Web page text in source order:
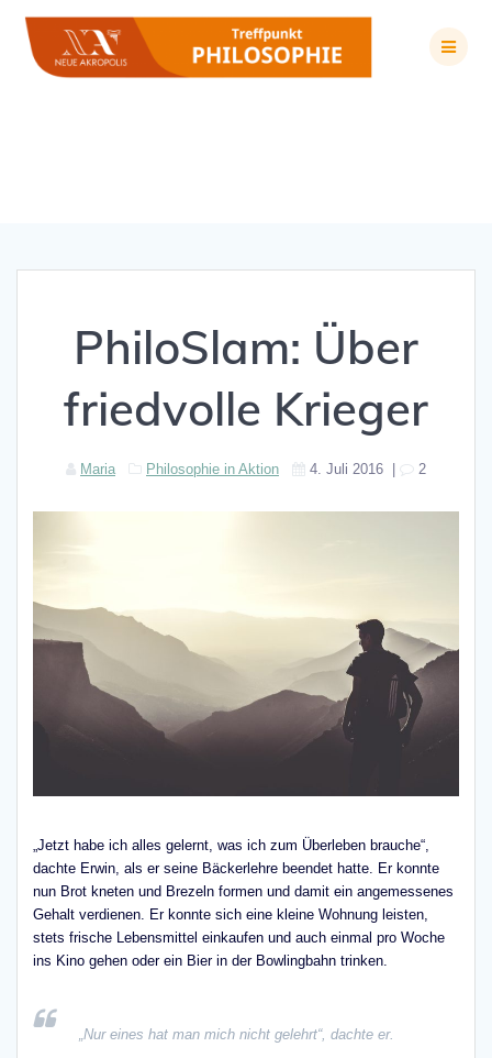
Inhalt
springen
PhiloSlam: Über
friedvolle Krieger
Maria Philosophie in Aktion 4. Juli 2016 2
„Jetzt habe ich alles gelernt, was ich zum Überleben brauche“,
dachte Erwin, als er seine Bäckerlehre beendet hatte. Er konnte
nun Brot kneten und Brezeln formen und damit ein angemessenes
Gehalt verdienen. Er konnte sich eine kleine Wohnung leisten,
stets frische Lebensmittel einkaufen und auch einmal pro Woche
ins Kino gehen oder ein Bier in der Bowlingbahn trinken.
„Nur eines hat man mich nicht gelehrt“, dachte er.